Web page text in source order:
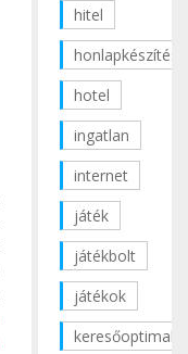
hitel
honlapkészítés
hotel
ingatlan
internet
játék
játékbolt
játékok